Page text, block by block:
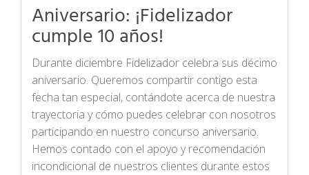
Aniversario: ¡Fidelizador
cumple 10 años!
Durante diciembre Fidelizador celebra sus décimo
aniversario. Queremos compartir contigo esta
fecha tan especial, contándote acerca de nuestra
trayectoria y cómo puedes celebrar con nosotros
participando en nuestro concurso aniversario.
Hemos contado con el apoyo y recomendación
incondicional de nuestros clientes durante estos